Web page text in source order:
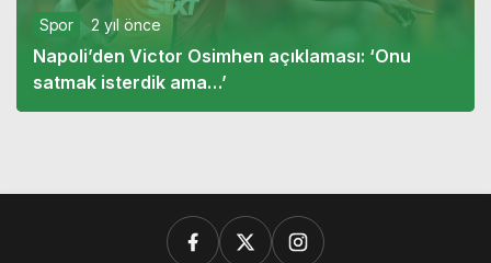
Spor 2 yıl önce
Napoli’den Victor Osimhen açıklaması: ‘Onu
satmak isterdik ama…’